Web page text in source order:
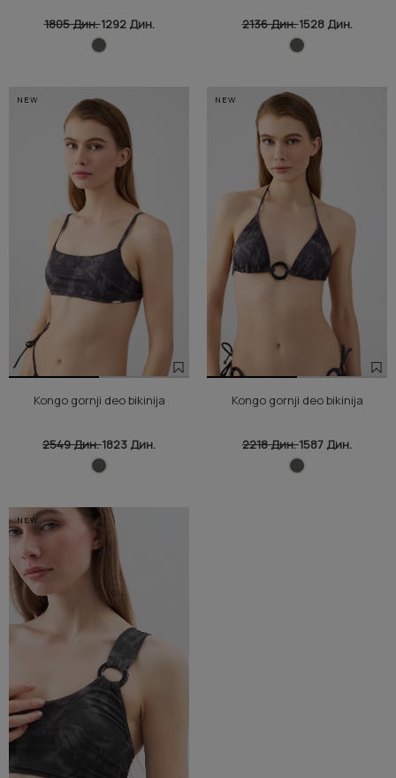
1805 Дин.1292 Дин.
2136 Дин.1528 Дин.
NEW
Kongo gornji deo bikinija
2549 Дин.1823 Дин.
NEW
Kongo gornji deo bikinija
2218 Дин.1587 Дин.
NEW